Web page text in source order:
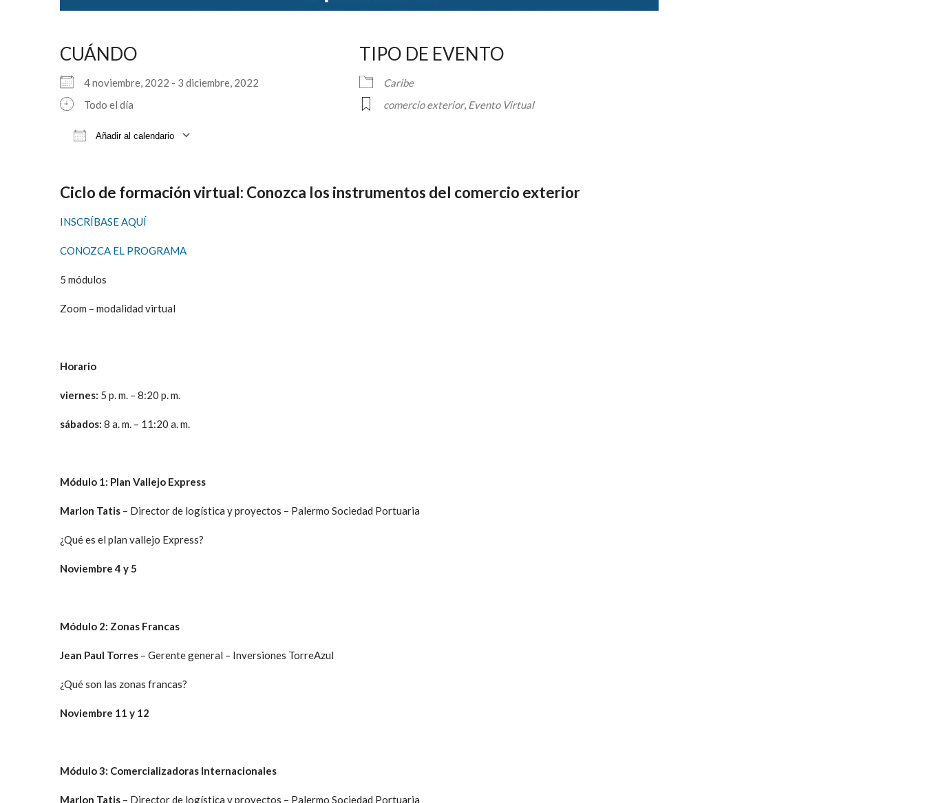
CUÁNDO
4 noviembre, 2022 - 3 diciembre, 2022
Todo el día
Añadir al calendario
TIPO DE EVENTO
Caribe
comercio exterior, Evento Virtual
Ciclo de formación virtual: Conozca los instrumentos del comercio exterior
INSCRÍBASE AQUÍ
CONOZCA EL PROGRAMA
5 módulos
Zoom – modalidad virtual
Horario
viernes: 5 p. m. – 8:20 p. m.
sábados: 8 a. m. – 11:20 a. m.
Módulo 1: Plan Vallejo Express
Marlon Tatis – Director de logística y proyectos – Palermo Sociedad Portuaria
¿Qué es el plan vallejo Express?
Noviembre 4 y 5
Módulo 2: Zonas Francas
Jean Paul Torres – Gerente general – Inversiones TorreAzul
¿Qué son las zonas francas?
Noviembre 11 y 12
Módulo 3: Comercializadoras Internacionales
Marlon Tatis – Director de logística y proyectos – Palermo Sociedad Portuaria